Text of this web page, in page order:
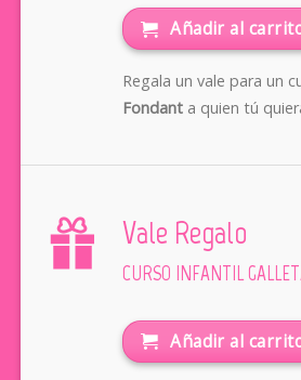
Añadir al
Regala un vale para un
Fondanta quien tú
Vale Regalo
CURSO INFANTIL
Añadir al